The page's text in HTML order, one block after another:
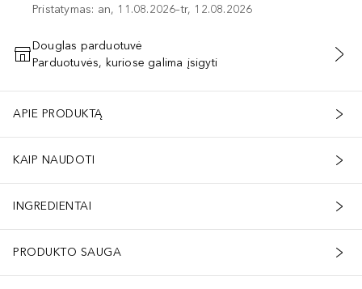
Pristatymas: an, 11.08.2026–tr, 12.08.2026
PRIDĖTI Į KREPŠELĮ
Douglas parduotuvė
Parduotuvės, kuriose galima įsigyti
APIE PRODUKTĄ
KAIP NAUDOTI
INGREDIENTAI
PRODUKTO SAUGA